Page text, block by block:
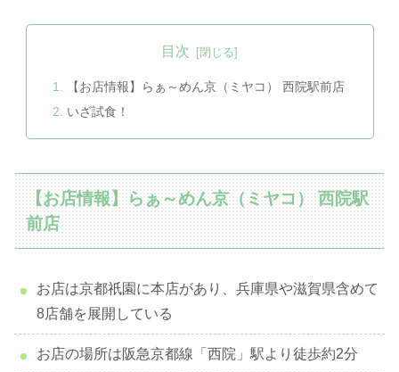
目次
【お店情報】らぁ～めん京（ミヤコ） 西院駅前店
いざ試食！
【お店情報】らぁ～めん京（ミヤコ） 西院駅
前店
お店は京都祇園に本店があり、兵庫県や滋賀県含めて
8店舗を展開している
お店の場所は阪急京都線「西院」駅より徒歩約2分